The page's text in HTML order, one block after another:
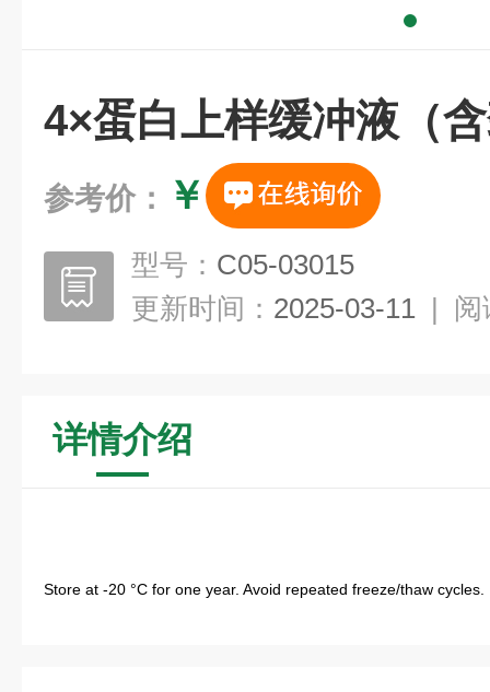
4×蛋白上样缓冲液（
参考价： ￥
型号： C05-03015
更新时间： 2025-03-11 | 阅
详情介绍
Store at -20 °C for one year. Avoid repeated freeze/thaw cycles.